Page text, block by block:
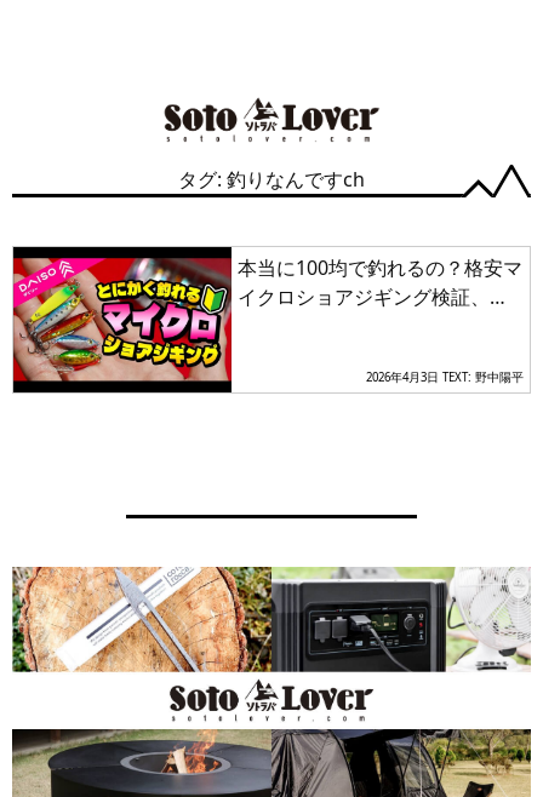
タグ: 釣りなんですch
本当に100均で釣れるの？格安マ
イクロショアジギング検証、根
2026年4月3日 TEXT: 野中陽平